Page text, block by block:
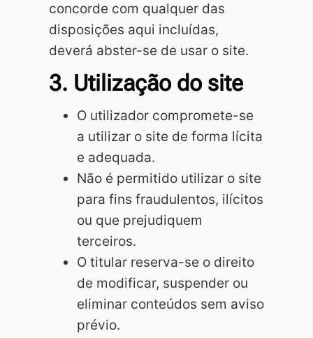
concorde com qualquer das
disposições aqui incluídas,
deverá abster-se de usar o site.
3. Utilização do site
O utilizador compromete-se
a utilizar o site de forma lícita
e adequada.
Não é permitido utilizar o site
para fins fraudulentos, ilícitos
ou que prejudiquem
terceiros.
O titular reserva-se o direito
de modificar, suspender ou
eliminar conteúdos sem aviso
prévio.